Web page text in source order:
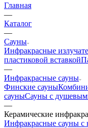
Главная
—
Каталог
—
Сауны
Инфракрасные
пластиковой вставкой
—
Инфракрасные сауны
Финские сауны
сауныСауны с
—
Керамические
Инфракрасные сауны с